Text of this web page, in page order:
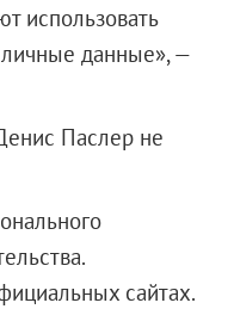
использовать
личные данные», —
Паслер не
сайтах.